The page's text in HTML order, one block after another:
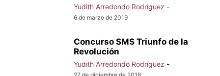
Yudith Arredondo Rodríguez -
6 de marzo de 2019
Concurso SMS Triunfo de la
Revolución
Yudith Arredondo Rodríguez -